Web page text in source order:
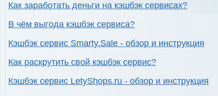
Как заработать деньги на кэшбэк сервисах?
В чём выгода кэшбэк сервиса?
Кэшбэк сервис Smarty.Sale - обзор и инструкция
Как раскрутить свой кэшбэк сервис?
Кэшбэк сервис LetyShops.ru - обзор и инструкция